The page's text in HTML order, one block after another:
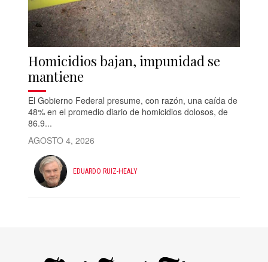
Homicidios bajan, impunidad se
mantiene
El Gobierno Federal presume, con razón, una caída de
48% en el promedio diario de homicidios dolosos, de
86.9...
AGOSTO 4, 2026
EDUARDO RUIZ-HEALY